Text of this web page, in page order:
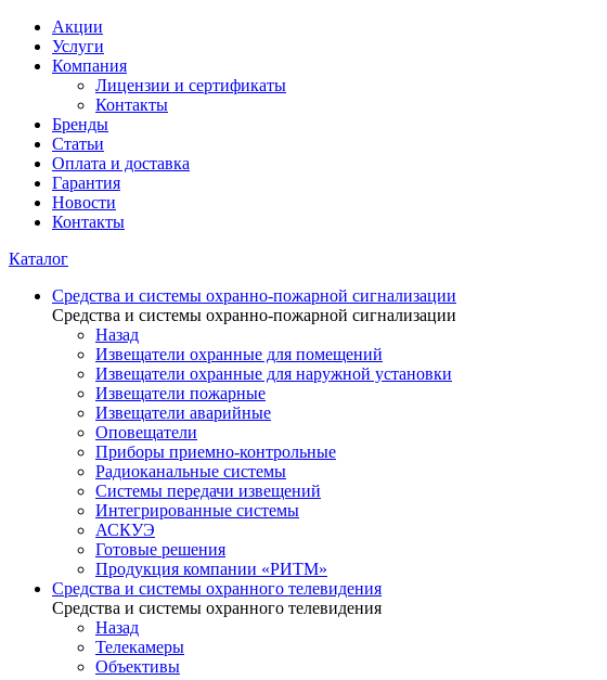
Акции
Услуги
Компания
Лицензии и сертификаты
Контакты
Бренды
Статьи
Оплата и доставка
Гарантия
Новости
Контакты
Каталог
Средства и системы охранно-пожарной сигнализации
Средства и системы охранно-пожарной сигнализации
Назад
Извещатели охранные для помещений
Извещатели охранные для наружной установки
Извещатели пожарные
Извещатели аварийные
Оповещатели
Приборы приемно-контрольные
Радиоканальные системы
Системы передачи извещений
Интегрированные системы
АСКУЭ
Готовые решения
Продукция компании «РИТМ»
Средства и системы охранного телевидения
Средства и системы охранного телевидения
Назад
Телекамеры
Объективы